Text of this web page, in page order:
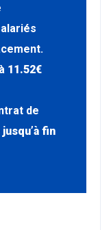
11.52€
de
jusqu’à fin